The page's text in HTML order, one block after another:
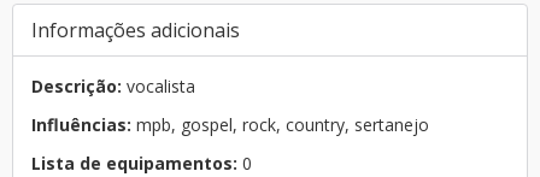
Informações adicionais
Descrição: vocalista
Influências: mpb, gospel, rock, country, sertanejo
Lista de equipamentos: 0